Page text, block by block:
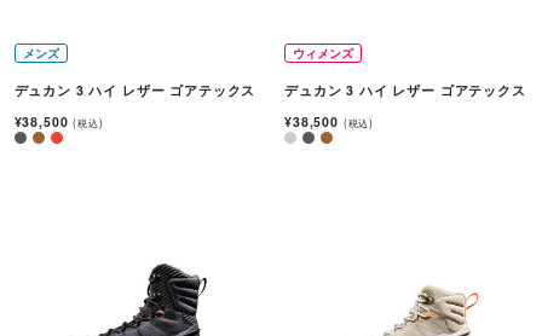
メンズ
デュカン 3 ハイ レザー ゴアテックス
¥38,500(税込)
ウィメンズ
デュカン 3 ハイ レザー ゴアテックス
¥38,500 (税込)